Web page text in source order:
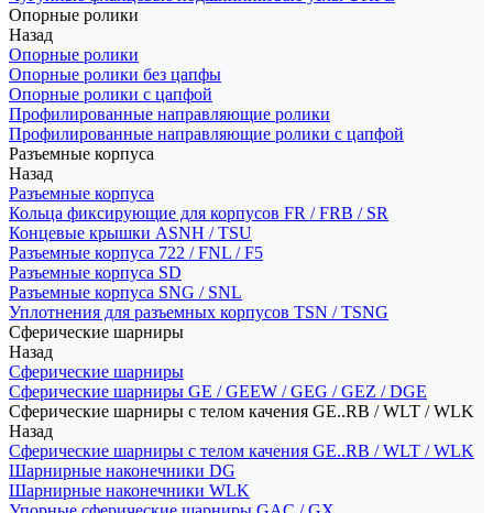
Опорные ролики
Назад
Опорные ролики
Опорные ролики без цапфы
Опорные ролики с цапфой
Профилированные направляющие ролики
Профилированные направляющие ролики с цапфой
Разъемные корпуса
Назад
Разъемные корпуса
Кольца фиксирующие для корпусов FR / FRB / SR
Концевые крышки ASNH / TSU
Разъемные корпуса 722 / FNL / F5
Разъемные корпуса SD
Разъемные корпуса SNG / SNL
Уплотнения для разъемных корпусов TSN / TSNG
Сферические шарниры
Назад
Сферические шарниры
Сферические шарниры GE / GEEW / GEG / GEZ / DGE
Сферические шарниры с телом качения GE..RB / WLT / WLK
Назад
Сферические шарниры с телом качения GE..RB / WLT / WLK
Шарнирные наконечники DG
Шарнирные наконечники WLK